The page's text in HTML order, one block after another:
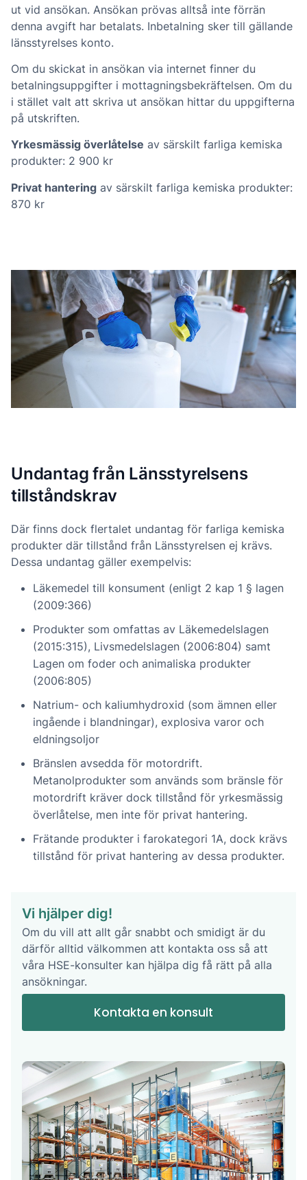
ut vid ansökan. Ansökan prövas alltså inte förrän
denna avgift har betalats. Inbetalning sker till gällande
länsstyrelses konto.
Om du skickat in ansökan via internet finner du
betalningsuppgifter i mottagningsbekräftelsen. Om du
i stället valt att skriva ut ansökan hittar du uppgifterna
på utskriften.
Yrkesmässig överlåtelse av särskilt farliga kemiska
produkter: 2 900 kr
Privat hantering av särskilt farliga kemiska produkter:
870 kr
Undantag från Länsstyrelsens
tillståndskrav
Där finns dock flertalet undantag för farliga kemiska
produkter där tillstånd från Länsstyrelsen ej krävs.
Dessa undantag gäller exempelvis:
Läkemedel till konsument (enligt 2 kap 1 § lagen
(2009:366)
Produkter som omfattas av Läkemedelslagen
(2015:315), Livsmedelslagen (2006:804) samt
Lagen om foder och animaliska produkter
(2006:805)
Natrium- och kaliumhydroxid (som ämnen eller
ingående i blandningar), explosiva varor och
eldningsoljor
Bränslen avsedda för motordrift.
Metanolprodukter som används som bränsle för
motordrift kräver dock tillstånd för yrkesmässig
överlåtelse, men inte för privat hantering.
Frätande produkter i farokategori 1A, dock krävs
tillstånd för privat hantering av dessa produkter.
Vi hjälper dig!
Om du vill att allt går snabbt och smidigt är du
därför alltid välkommen att kontakta oss så att
våra HSE-konsulter kan hjälpa dig få rätt på alla
ansökningar.
Kontakta en konsult